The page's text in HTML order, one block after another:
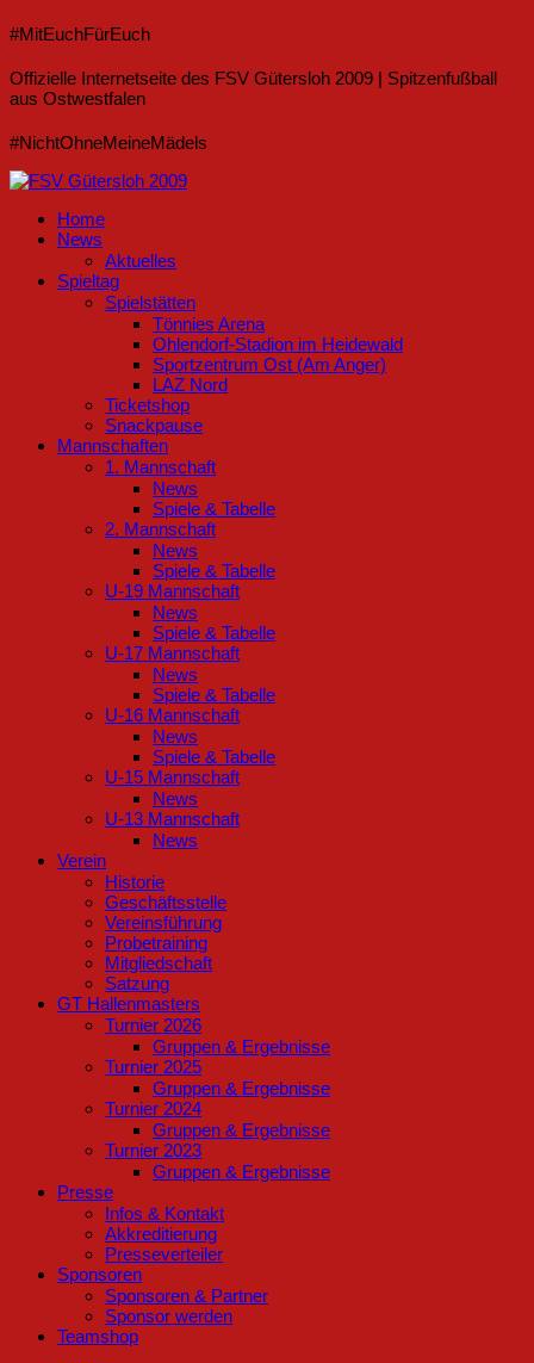
#MitEuchFürEuch
Offizielle Internetseite des FSV Gütersloh 2009 | Spitzenfußball
aus Ostwestfalen
#NichtOhneMeineMädels
Home
News
Aktuelles
Spieltag
Spielstätten
Tönnies Arena
Ohlendorf-Stadion im Heidewald
Sportzentrum Ost (Am Anger)
LAZ Nord
Ticketshop
Snackpause
Mannschaften
1. Mannschaft
News
Spiele & Tabelle
2. Mannschaft
News
Spiele & Tabelle
U-19 Mannschaft
News
Spiele & Tabelle
U-17 Mannschaft
News
Spiele & Tabelle
U-16 Mannschaft
News
Spiele & Tabelle
U-15 Mannschaft
News
U-13 Mannschaft
News
Verein
Historie
Geschäftsstelle
Vereinsführung
Probetraining
Mitgliedschaft
Satzung
GT Hallenmasters
Turnier 2026
Gruppen & Ergebnisse
Turnier 2025
Gruppen & Ergebnisse
Turnier 2024
Gruppen & Ergebnisse
Turnier 2023
Gruppen & Ergebnisse
Presse
Infos & Kontakt
Akkreditierung
Presseverteiler
Sponsoren
Sponsoren & Partner
Sponsor werden
Teamshop